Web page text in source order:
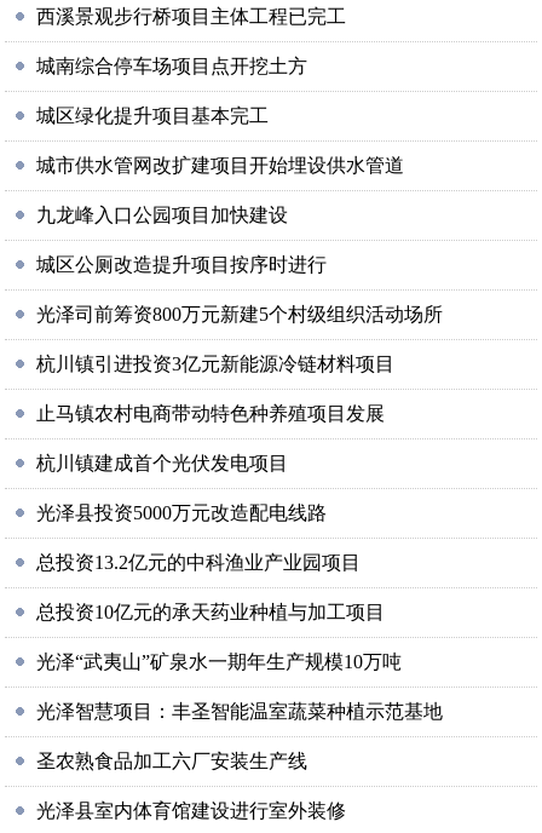
西溪景观步行桥项目主体工程已完工
城南综合停车场项目点开挖土方
城区绿化提升项目基本完工
城市供水管网改扩建项目开始埋设供水管道
九龙峰入口公园项目加快建设
城区公厕改造提升项目按序时进行
光泽司前筹资800万元新建5个村级组织活动场所
杭川镇引进投资3亿元新能源冷链材料项目
止马镇农村电商带动特色种养殖项目发展
杭川镇建成首个光伏发电项目
光泽县投资5000万元改造配电线路
总投资13.2亿元的中科渔业产业园项目
总投资10亿元的承天药业种植与加工项目
光泽“武夷山”矿泉水一期年生产规模10万吨
光泽智慧项目：丰圣智能温室蔬菜种植示范基地
圣农熟食品加工六厂安装生产线
光泽县室内体育馆建设进行室外装修